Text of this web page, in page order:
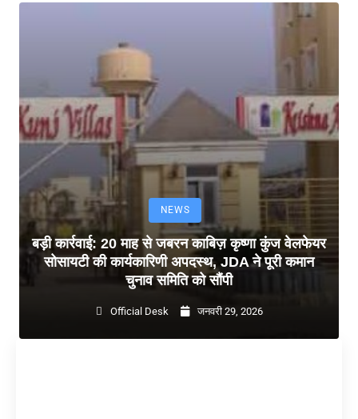
NEWS
बड़ी कार्रवाई: 20 माह से जबरन काबिज़ कृष्णा कुंज वेलफेयर
सोसायटी की कार्यकारिणी अपदस्थ, JDA ने पूरी कमान
चुनाव समिति को सौंपी
Official Desk जनवरी 29, 2026